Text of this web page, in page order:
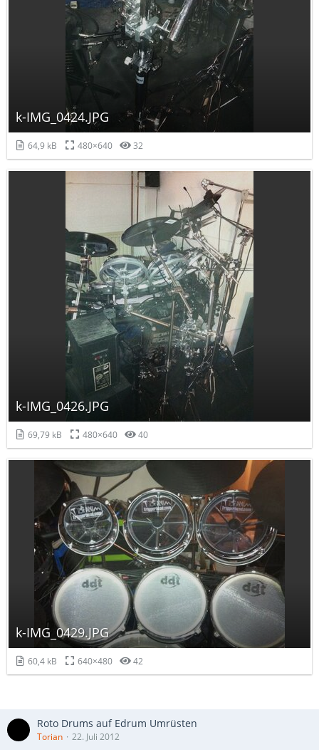
k-IMG_0424.JPG
64,9 kB 480×640 32
k-IMG_0426.JPG
69,79 kB 480×640 40
k-IMG_0429.JPG
60,4 kB 640×480 42
Roto Drums auf Edrum Umrüsten
Torian 22. Juli 2012